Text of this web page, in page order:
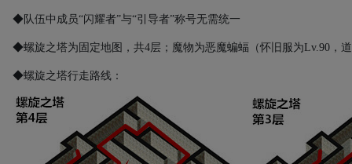
◆队伍中成员“闪耀者”与“引导者”称号无需统一
◆螺旋之塔为固定地图，共4层；魔物为恶魔蝙蝠（怀旧服为Lv.90 ，
◆螺旋之塔行走路线：